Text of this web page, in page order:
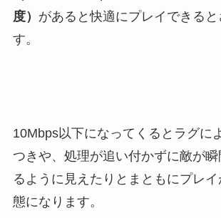
度） があると快適にプレイできると
す。
10Mbps以下になってくるとラグに
つきや、処理が追い付かずに敵が
るように見えたりとまともにプレ
態になります。